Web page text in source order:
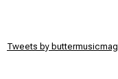
Tweets by buttermusicmag